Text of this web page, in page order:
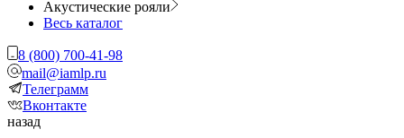
Акустические рояли
Весь каталог
8 (800) 700-41-98
mail@iamlp.ru
Телеграмм
Вконтакте
назад